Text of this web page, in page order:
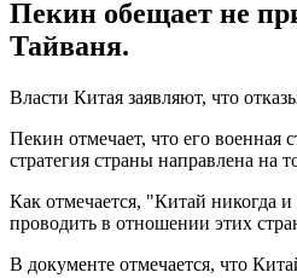
Пекин обещает не
Тайваня.
Власти Китая заявляют, что
Пекин отмечает, что его военная
стратегия страны направлена на
Как отмечается, "Китай никогда
проводить в отношении этих
В документе отмечается, что